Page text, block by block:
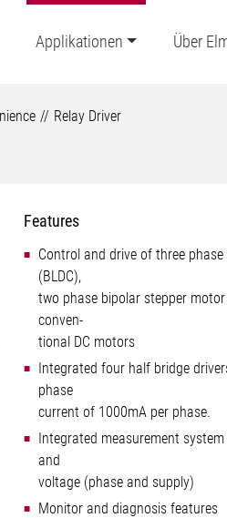
Applikationen Über
Relay Driver
Features
Control and drive of three
(BLDC),
two phase bipolar stepper
conven-
tional DC motors
Integrated four half bridge
phase
current of 1000mA per phase.
Integrated measurement
and
voltage (phase and supply)
Monitor and diagnosis features